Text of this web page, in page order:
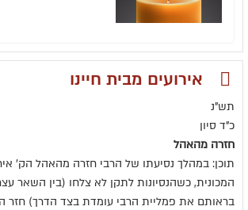
אירועים מבית חיינו
תש"נ
כ"ד סיון
חזרה מהאהל
תוכן: במהלך נסיעתו של הרבי חזרה מהאהל הק'
המכונית, כשהנסיונות לתקן לא צלחו (בין השאר